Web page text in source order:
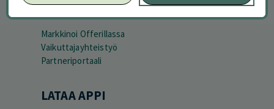
YRITYKSILLE
Markkinoi Offerillassa
Vaikuttajayhteistyö
Partneriportaali
LATAA APPI